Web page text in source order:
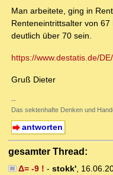
Man arbeitete, ging in
Renteneintrittsalter von
deutlich über 70 sein.
https://www.destatis.de/
Gruß Dieter
--
Das sektenhafte Denken und
antworten
gesamter Thread:
Δ= -9 ! - stokk',